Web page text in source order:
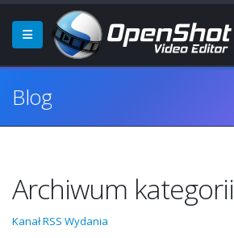
Blog
Archiwum
Kanał RSS Wydania